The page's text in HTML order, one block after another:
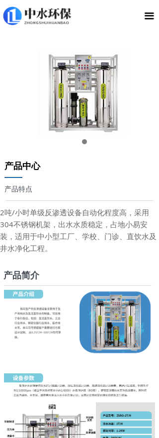
끀
产品中心
——
产品特点
2吨/小时单级反渗透设备自动化程度高，采用
304不锈钢机架，出水水质稳定，占地小易安
装，适用于中小型工厂、学校、门诊、直饮水及
井水净化工程。
产品简介